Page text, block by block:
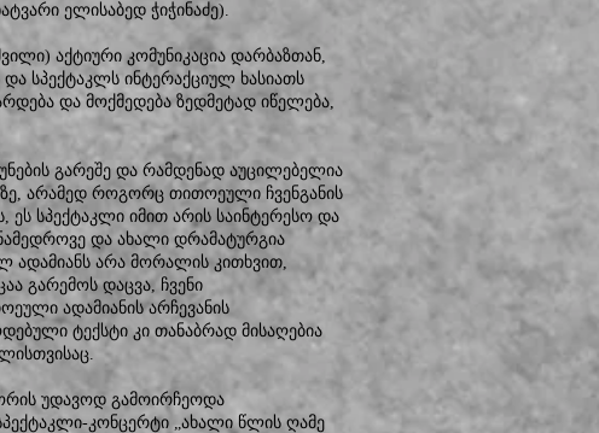
ელისაბედ ჭიჭინაძე).
აქტიური კომუნიკაცია დარბაზთან,
სპექტაკლს ინტერაქციულ ხასიათს
და მოქმედება ზედმეტად იწელება,
გარეშე და რამდენად აუცილებელია
არამედ როგორც თითოეული ჩვენგანის
სპექტაკლი იმით არის საინტერესო და
და ახალი დრამატურგია
ადამიანს არა მორალის კითხვით,
გარემოს დაცვა, ჩვენი
ადამიანის არჩევანის
ტექსტი კი თანაბრად მისაღებია
უდავოდ გამოირჩეოდა
კონცერტი „ახალი წლის ღამე